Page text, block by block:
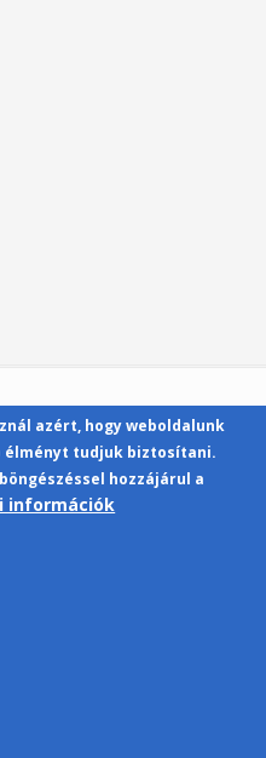
| Kancellária |
2019.
azért, hogy weboldalunk
élményt tudjuk biztosítani.
hozzájárul a
információk